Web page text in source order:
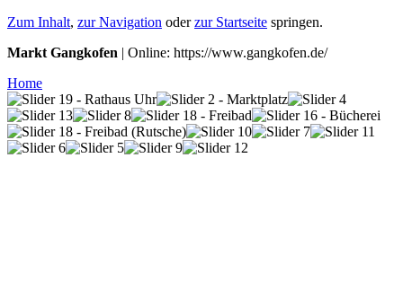
Zum Inhalt, zur Navigation oderzur Startseite springen.
Markt Gangkofen | Online: https://www.gangkofen.de/
Home